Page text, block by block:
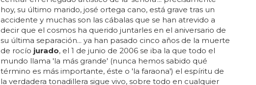
hoy, su último marido, josé ortega cano, está grave tras un
accidente y muchas son las cábalas que se han atrevido a
decir que el cosmos ha querido juntarles en el aniversario de
su última separación... ya han pasado cinco años de la muerte
de rocío jurado, el 1 de junio de 2006 se iba la que todo el
mundo llama 'la más grande' (nunca hemos sabido qué
término es más importante, éste o 'la faraona') el espíritu de
la verdadera tonadillera sigue vivo, sobre todo en cualquier